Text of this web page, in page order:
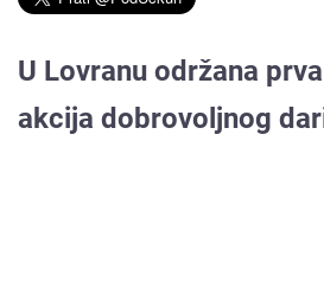
U Lovranu održana
akcija dobrovoljnog